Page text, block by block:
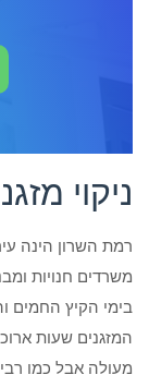
ניקוי
רמת השרון הינה
משרדים חנויות
בימי הקיץ החמים
המזגנים שעות
מעולה אבל כמו